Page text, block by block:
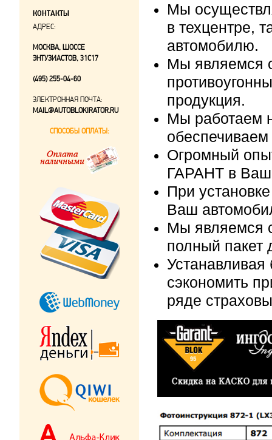
Мы
в техцентре,
автомобилю.
Мы являемся
продукция.
Мы работаем
Огромный
ГАРАНТ в
При
Ваш
Мы являемся
полный пакет
сэкономить
ряде
КОНТАКТЫ
АДРЕС:
МОСКВА, ШОССЕ
ЭНТУЗИАСТОВ, 31С17
(495) 255-04-60
ЭЛЕКТРОННАЯ ПОЧТА:
MAIL@AUTOBLOKIRATOR.RU
СПОСОБЫ ОПЛАТЫ: